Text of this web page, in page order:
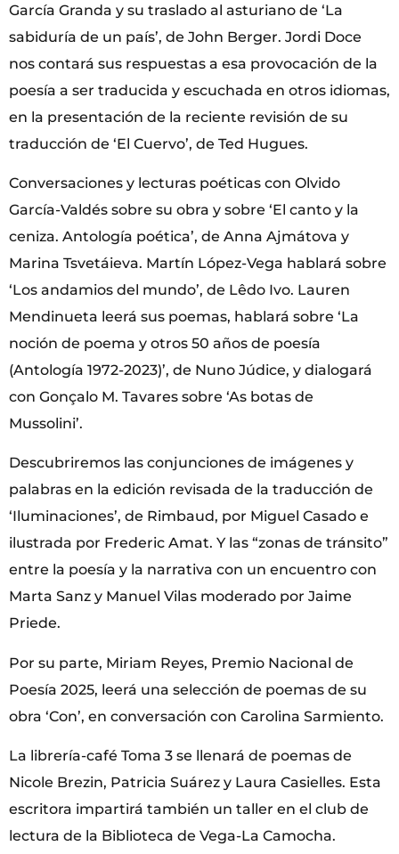
García Granda y su traslado al asturiano de ‘La
sabiduría de un país’, de John Berger. Jordi Doce
nos contará sus respuestas a esa provocación de la
poesía a ser traducida y escuchada en otros idiomas,
en la presentación de la reciente revisión de su
traducción de ‘El Cuervo’, de Ted Hugues.
Conversaciones y lecturas poéticas con Olvido
García-Valdés sobre su obra y sobre ‘El canto y la
ceniza. Antología poética’, de Anna Ajmátova y
Marina Tsvetáieva. Martín López-Vega hablará sobre
‘Los andamios del mundo’, de Lêdo Ivo. Lauren
Mendinueta leerá sus poemas, hablará sobre ‘La
noción de poema y otros 50 años de poesía
(Antología 1972-2023)’, de Nuno Júdice, y dialogará
con Gonçalo M. Tavares sobre ‘As botas de
Mussolini’.
Descubriremos las conjunciones de imágenes y
palabras en la edición revisada de la traducción de
‘Iluminaciones’, de Rimbaud, por Miguel Casado e
ilustrada por Frederic Amat. Y las “zonas de tránsito”
entre la poesía y la narrativa con un encuentro con
Marta Sanz y Manuel Vilas moderado por Jaime
Priede.
Por su parte, Miriam Reyes, Premio Nacional de
Poesía 2025, leerá una selección de poemas de su
obra ‘Con’, en conversación con Carolina Sarmiento.
La librería-café Toma 3 se llenará de poemas de
Nicole Brezin, Patricia Suárez y Laura Casielles. Esta
escritora impartirá también un taller en el club de
lectura de la Biblioteca de Vega-La Camocha.